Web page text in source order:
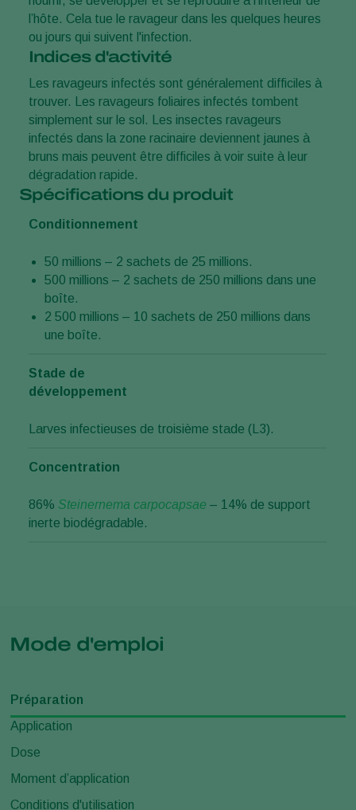
l’hôte. Cela tue le ravageur dans les quelques heures
ou jours qui suivent l'infection.
Indices d'activité
Les ravageurs infectés sont généralement difficiles à
trouver. Les ravageurs foliaires infectés tombent
simplement sur le sol. Les insectes ravageurs
infectés dans la zone racinaire deviennent jaunes à
bruns mais peuvent être difficiles à voir suite à leur
dégradation rapide.
Spécifications du produit
Conditionnement
50 millions – 2 sachets de 25 millions.
500 millions – 2 sachets de 250 millions dans une
boîte.
2 500 millions – 10 sachets de 250 millions dans
une boîte.
Stade de
développement
Larves infectieuses de troisième stade (L3).
Concentration
86% Steinernema carpocapsae – 14% de support
inerte biodégradable.
Mode d'emploi
Préparation
Application
Dose
Moment d’application
Conditions d'utilisation